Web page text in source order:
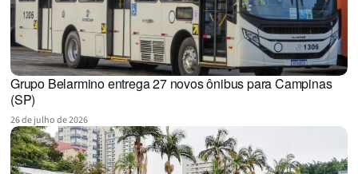
Grupo Belarmino entrega 27 novos ônibus para Campinas
(SP)
26 de julho de 2026